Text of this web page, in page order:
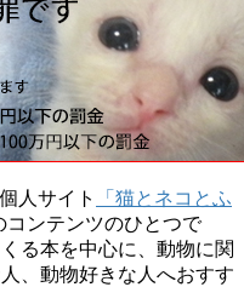
人サイト
「猫とネコとふ
コンテンツのひとつで
る本を中心に、動物に関
、動物好きな人へおすす